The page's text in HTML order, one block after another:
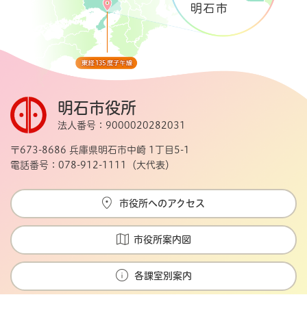
明石市役所
法人番号：9000020282031
〒673-8686 兵庫県明石市中崎 1丁目5-1
電話番号：078-912-1111（大代表）
市役所へのアクセス
市役所案内図
各課室別案内